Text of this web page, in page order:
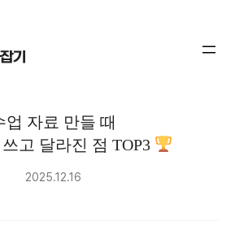
업 자료 만들 때
고 달라진 점 TOP3
2025.12.16